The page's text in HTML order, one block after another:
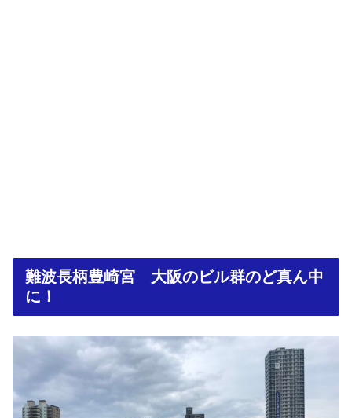
難波長柄豊崎宮 大阪のビル群のど真ん中
に！